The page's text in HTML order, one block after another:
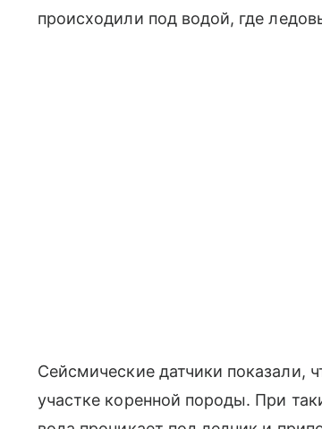
происходили под водой, где
Сейсмические датчики показали,
участке коренной породы. При